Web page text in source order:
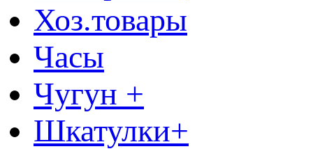
Хоз.товары
Часы
Чугун +
Шкатулки+